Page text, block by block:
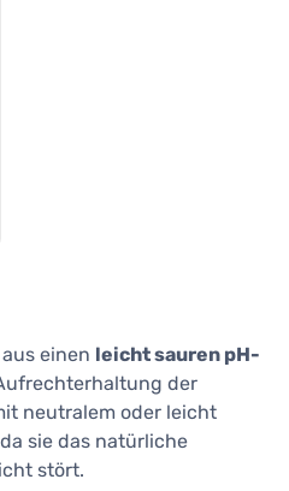
einen leicht sauren pH-
der
neutralem oder leicht
sie das natürliche
stört.